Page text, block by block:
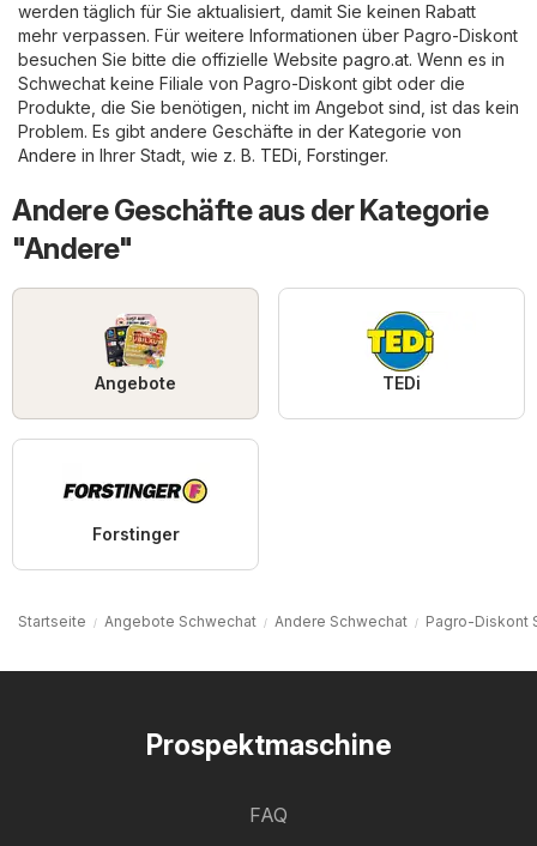
werden täglich für Sie aktualisiert, damit Sie keinen Rabatt
mehr verpassen. Für weitere Informationen über Pagro-Diskont
besuchen Sie bitte die offizielle Website pagro.at. Wenn es in
Schwechat keine Filiale von Pagro-Diskont gibt oder die
Produkte, die Sie benötigen, nicht im Angebot sind, ist das kein
Problem. Es gibt andere Geschäfte in der Kategorie von
Andere in Ihrer Stadt, wie z. B. TEDi Forstinger.
Andere Geschäfte aus der Kategorie
"Andere"
Angebote TEDi
Forstinger
Startseite Angebote Schwechat Andere Schwechat Pagro-Diskont
Prospektmaschine
FAQ